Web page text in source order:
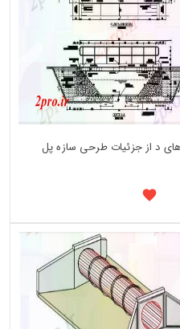
د از جزئیات طرحی سازه پل